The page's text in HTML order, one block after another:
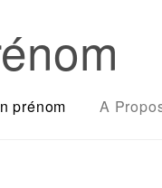
prénom A